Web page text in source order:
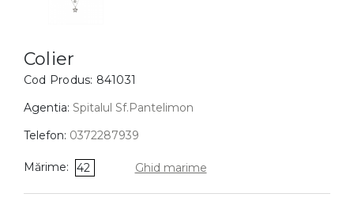
Cercei
Bratari
Coliere
Lanturi
Pandantive
DIAMANTE Vezi toate
Colier
Cod Produs: 841031
Agentia: Spitalul Sf.Pantelimon
Telefon: 0372287939
Mărime: 42 Ghid marime